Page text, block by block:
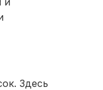
Здесь